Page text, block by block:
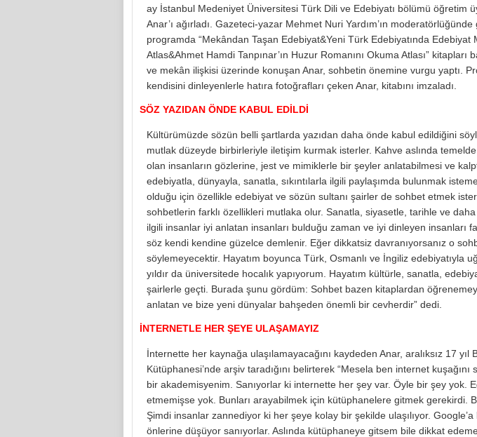
ay İstanbul Medeniyet Üniversitesi Türk Dili ve Edebiyatı bölümü öğretim
Anar’ı ağırladı. Gazeteci-yazar Mehmet Nuri Yardım’ın
programda “Mekândan Taşan Edebiyat&Yeni Türk Edebiyatında Edebiyat
Atlas&Ahmet Hamdi Tanpınar’ın Huzur Romanını Okuma Atlası” kitapları
ve mekân ilişkisi üzerinde konuşan Anar, sohbetin önemine vurgu yaptı.
kendisini dinleyenlerle hatıra fotoğrafları çeken Anar, kitabını imzaladı.
SÖZ YAZIDAN ÖNDE KABUL EDİLDİ
Kültürümüzde sözün belli şartlarda yazıdan daha önde kabul edildiğini
mutlak düzeyde birbirleriyle iletişim kurmak isterler. Kahve aslında
olan insanların gözlerine, jest ve mimiklerle bir şeyler anlatabilmesi ve
edebiyatla, dünyayla, sanatla, sıkıntılarla ilgili paylaşımda bulunmak
olduğu için özellikle edebiyat ve sözün sultanı şairler de sohbet etmek
sohbetlerin farklı özellikleri mutlaka olur. Sanatla, siyasetle, tarihle ve
ilgili insanlar iyi anlatan insanları bulduğu zaman ve iyi dinleyen insanları
söz kendi kendine güzelce demlenir. Eğer dikkatsiz davranıyorsanız o
söylemeyecektir. Hayatım boyunca Türk, Osmanlı ve İngiliz edebiyatıyla
yıldır da üniversitede hocalık yapıyorum. Hayatım kültürle, sanatla,
şairlerle geçti. Burada şunu gördüm: Sohbet bazen kitaplardan
anlatan ve bize yeni dünyalar bahşeden önemli bir cevherdir” dedi.
İNTERNETLE HER ŞEYE ULAŞAMAYIZ
İnternette her kaynağa ulaşılamayacağını kaydeden Anar, aralıksız 17 yıl
Kütüphanesi’nde arşiv taradığını belirterek “Mesela ben internet kuşağını
bir akademisyenim. Sanıyorlar ki internette her şey var. Öyle bir şey yok.
etmemişse yok. Bunları arayabilmek için kütüphanelere gitmek gerekirdi.
Şimdi insanlar zannediyor ki her şeye kolay bir şekilde ulaşılıyor.
önlerine düşüyor sanıyorlar. Aslında kütüphaneye gitsem bile dikkat